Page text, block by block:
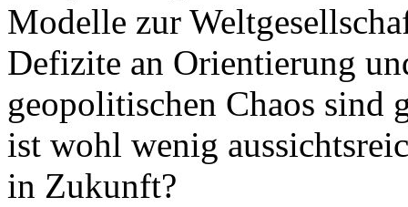
Modelle zur
Defizite an Orientierung
geopolitischen Chaos sind
ist wohl wenig
in Zukunft?